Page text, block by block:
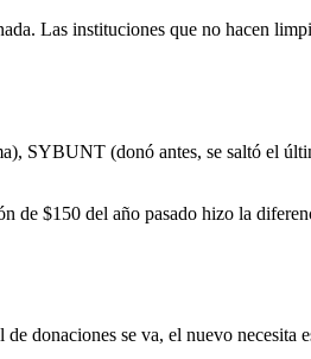
Las instituciones que no hacen
SYBUNT (donó antes, se saltó el
de $150 del año pasado hizo la
donaciones se va, el nuevo necesita